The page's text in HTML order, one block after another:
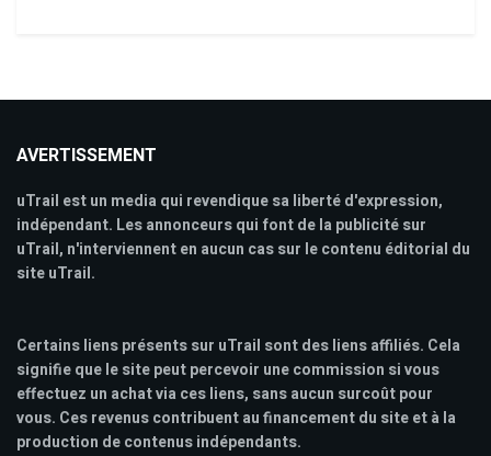
AVERTISSEMENT
uTrail est un media qui revendique sa liberté d'expression,
indépendant. Les annonceurs qui font de la publicité sur
uTrail, n'interviennent en aucun cas sur le contenu éditorial du
site uTrail.
Certains liens présents sur uTrail sont des liens affiliés. Cela
signifie que le site peut percevoir une commission si vous
effectuez un achat via ces liens, sans aucun surcoût pour
vous. Ces revenus contribuent au financement du site et à la
production de contenus indépendants.